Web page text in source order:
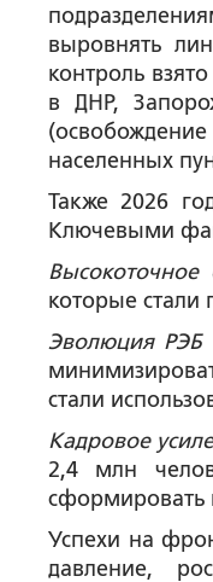
выровнять
контроль
в ДНР,
населенных
Также 2026
Ключевыми
Высокоточное
которые стали
Эволюция
стали
Кадровое
2,4 млн
сформировать
Успехи на
давление,